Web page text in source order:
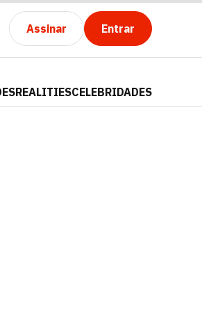
Assinar Entrar
REALITIESCELEBRIDADES